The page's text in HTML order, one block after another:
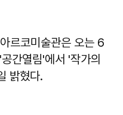
르코미술관은 오는 6
간열림'에서 '작가의
밝혔다.